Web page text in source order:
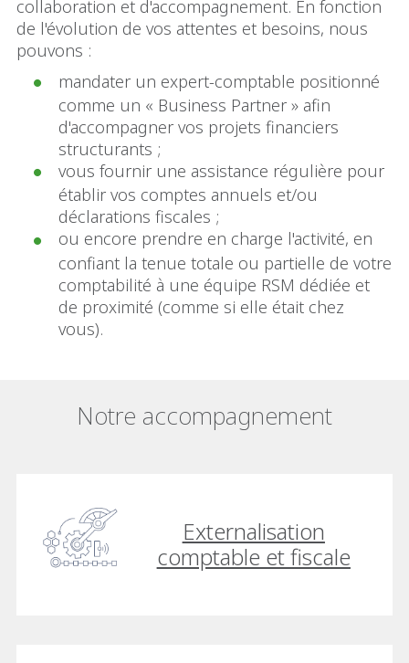
collaboration et d'accompagnement. En fonction
de l'évolution de vos attentes et besoins, nous
pouvons :
mandater un expert-comptable positionné
comme un « Business Partner » afin
d'accompagner vos projets financiers
structurants ;
vous fournir une assistance régulière pour
établir vos comptes annuels et/ou
déclarations fiscales ;
ou encore prendre en charge l'activité, en
confiant la tenue totale ou partielle de votre
comptabilité à une équipe RSM dédiée et
de proximité (comme si elle était chez
vous).
Notre accompagnement
Externalisation
comptable et fiscale